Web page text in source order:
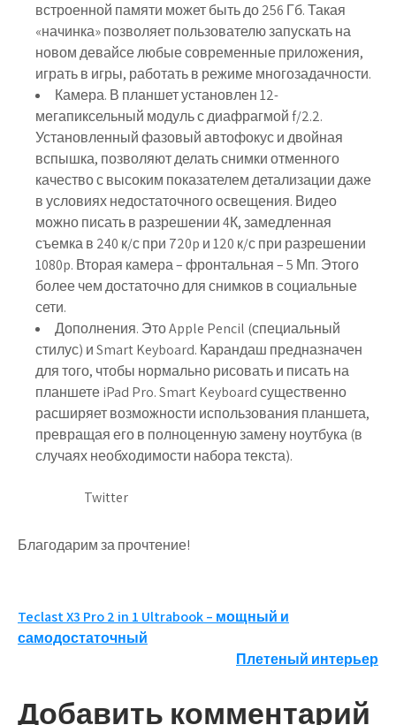
встроенной памяти может быть до 256 Гб. Такая
«начинка» позволяет пользователю запускать на
новом девайсе любые современные приложения,
играть в игры, работать в режиме многозадачности.
Камера. В планшет установлен 12-
мегапиксельный модуль с диафрагмой f/2.2.
Установленный фазовый автофокус и двойная
вспышка, позволяют делать снимки отменного
качество с высоким показателем детализации даже
в условиях недостаточного освещения. Видео
можно писать в разрешении 4К, замедленная
съемка в 240 к/с при 720p и 120 к/с при разрешении
1080p. Вторая камера – фронтальная – 5 Мп. Этого
более чем достаточно для снимков в социальные
сети.
Дополнения. Это Apple Pencil (специальный
стилус) и Smart Keyboard. Карандаш предназначен
для того, чтобы нормально рисовать и писать на
планшете iPad Pro. Smart Keyboard существенно
расширяет возможности использования планшета,
превращая его в полноценную замену ноутбука (в
случаях необходимости набора текста).
Twitter
Благодарим за прочтение!
Навигация
по
Teclast X3 Pro 2 in 1 Ultrabook – мощный и
самодостаточный
Плетеный интерьер
Добавить комментарий